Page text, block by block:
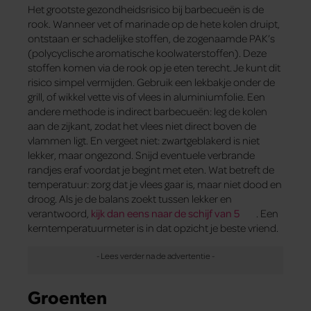
Het grootste gezondheidsrisico bij barbecueën is de
rook. Wanneer vet of marinade op de hete kolen druipt,
ontstaan er schadelijke stoffen, de zogenaamde PAK’s
(polycyclische aromatische koolwaterstoffen). Deze
stoffen komen via de rook op je eten terecht. Je kunt dit
risico simpel vermijden. Gebruik een lekbakje onder de
grill, of wikkel vette vis of vlees in aluminiumfolie. Een
andere methode is indirect barbecueën: leg de kolen
aan de zijkant, zodat het vlees niet direct boven de
vlammen ligt. En vergeet niet: zwartgeblakerd is niet
lekker, maar ongezond. Snijd eventuele verbrande
randjes eraf voordat je begint met eten. Wat betreft de
temperatuur: zorg dat je vlees gaar is, maar niet dood en
droog. Als je de balans zoekt tussen lekker en
verantwoord, kijk dan eens naar de schijf van 5
. Een
kerntemperatuurmeter is in dat opzicht je beste vriend.
Groenten